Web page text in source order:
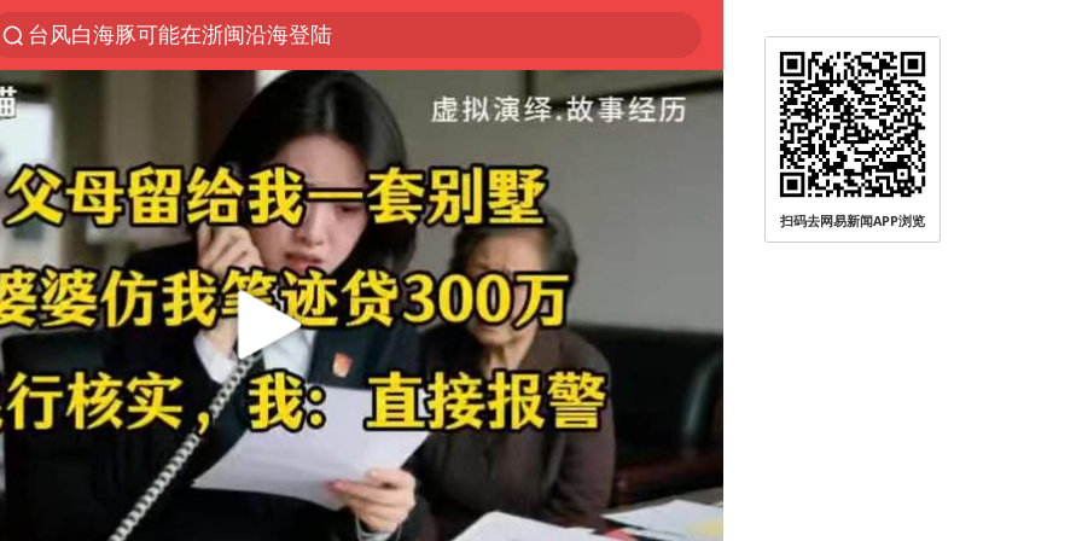
台风白海豚可能在浙闽沿海登陆
以“新”破局 首发经济点亮城市消费活力
台风白海豚影响中国已成定局
中方回应是否开采太平洋海底稀土资源
昆明石林火把节
外交部发言人就广岛核爆81周年等答记者问
我国编制完成新版全月地质图
胡塞武装袭扰红海航运行动升级
郑国霖回应去景区上班被保安拦下
80后女柜员逆袭成4200亿银行副行长
感觉全东北都在等7号
扫码去网易新闻APP浏览